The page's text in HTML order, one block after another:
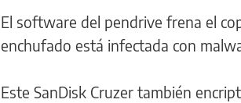
El software del pendrive frena el
enchufado está infectada con
Este SanDisk Cruzer también